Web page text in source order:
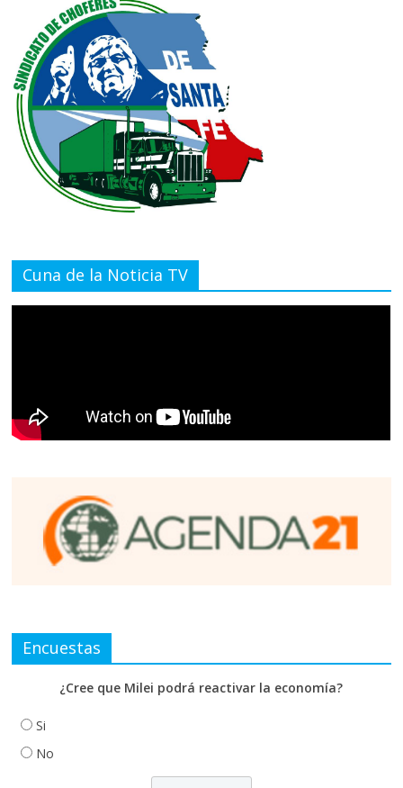
Cuna de la Noticia TV
Encuestas
¿Cree que Milei podrá reactivar la economía?
Si
No